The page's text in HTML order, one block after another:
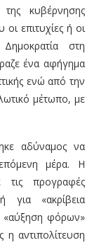
κυβέρνησης
επιτυχίες ή οι
στη
ένα αφήγημα
ενώ από την
μέτωπο, με
αδύναμος να
μέρα. Η
τις προγραφές
για «ακρίβεια
«αύξηση φόρων»
αντιπολίτευση